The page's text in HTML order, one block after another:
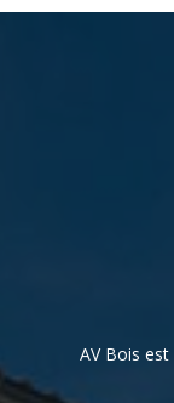
AV Bois